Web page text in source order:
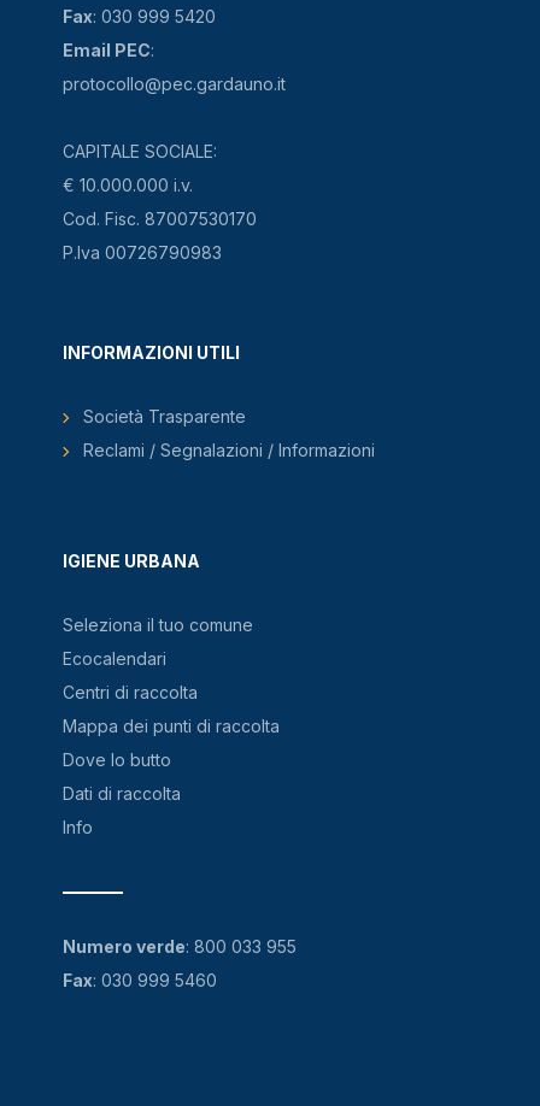
Fax: 030 999 5420
Email PEC:
protocollo@pec.gardauno.it
CAPITALE SOCIALE:
€ 10.000.000 i.v.
Cod. Fisc. 87007530170
P.Iva 00726790983
IGIENE URBANA
Seleziona il tuo comune
Ecocalendari
Centri di raccolta
Mappa dei punti di raccolta
Dove lo butto
Dati di raccolta
Info
INFORMAZIONI UTILI
Società Trasparente
Reclami / Segnalazioni / Informazioni
Numero verde: 800 033 955
Fax: 030 999 5460